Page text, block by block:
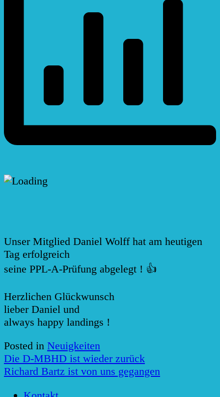
Unser Mitglied Daniel Wolff hat am heutigen
Tag erfolgreich
seine PPL-A-Prüfung abgelegt ! 👍
Herzlichen Glückwunsch
lieber Daniel und
always happy landings !
Posted in Neuigkeiten
Beitragsnavigation
Die D-MBHD ist wieder zurück
Richard Bartz ist von uns gegangen